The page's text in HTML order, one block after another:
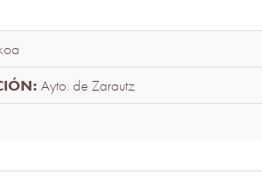
Ayto. de Zarautz